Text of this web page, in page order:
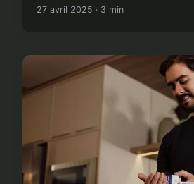
27 avril 2025 · 3 min